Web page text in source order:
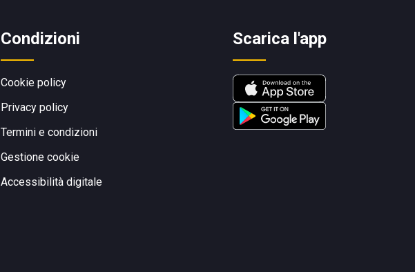
Condizioni
Cookie policy
Privacy policy
Termini e condizioni
Gestione cookie
Accessibilità digitale
Scarica l'app